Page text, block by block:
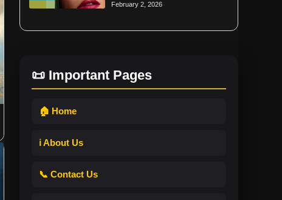
February 2, 2026
📜 Important Pages
🏠 Home
ℹ️ About Us
📞 Contact Us